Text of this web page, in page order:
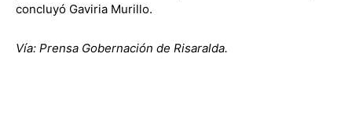
concluyó Gaviria Murillo.
Vía: Prensa Gobernación de Risaralda.